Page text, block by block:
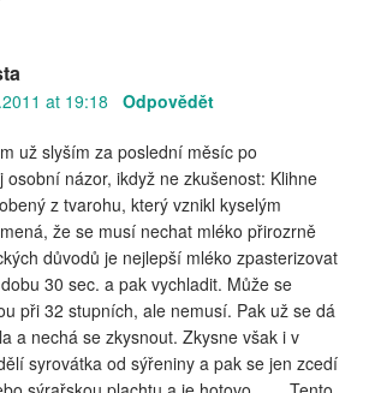
at 19:18 Odpovědět
už slyším za poslední měsíc po
osobní názor, ikdyž ne zkušenost: Klihne
z tvarohu, který vznikl kyselým
že se musí nechat mléko přirozrně
důvodů je nejlepší mléko zpasterizovat
30 sec. a pak vychladit. Může se
při 32 stupních, ale nemusí. Pak už se dá
a nechá se zkysnout. Zkysne však i v
syrovátka od sýřeniny a pak se jen zcedí